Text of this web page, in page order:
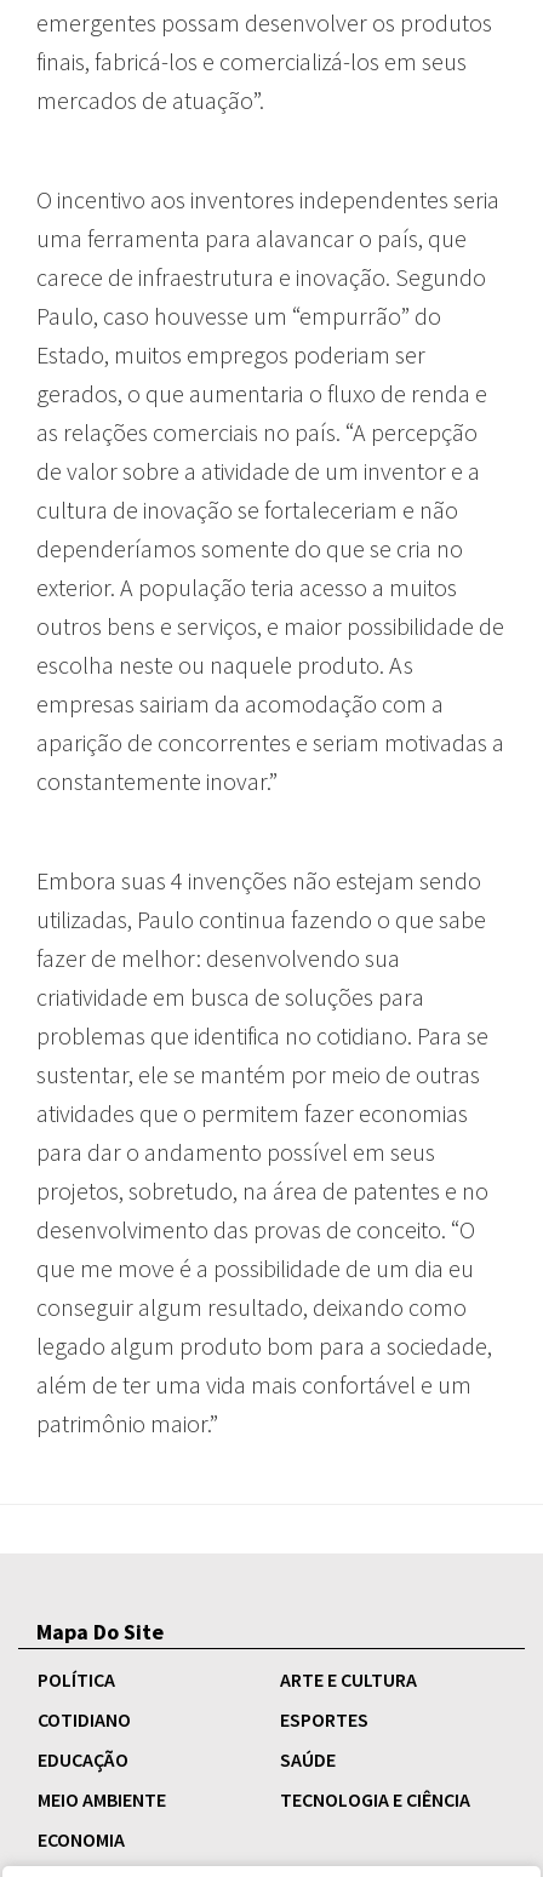
emergentes possam desenvolver os produtos
finais, fabricá-los e comercializá-los em seus
mercados de atuação”.
O incentivo aos inventores independentes seria
uma ferramenta para alavancar o país, que
carece de infraestrutura e inovação. Segundo
Paulo, caso houvesse um “empurrão” do
Estado, muitos empregos poderiam ser
gerados, o que aumentaria o fluxo de renda e
as relações comerciais no país. “A percepção
de valor sobre a atividade de um inventor e a
cultura de inovação se fortaleceriam e não
dependeríamos somente do que se cria no
exterior. A população teria acesso a muitos
outros bens e serviços, e maior possibilidade de
escolha neste ou naquele produto. As
empresas sairiam da acomodação com a
aparição de concorrentes e seriam motivadas a
constantemente inovar.”
Embora suas 4 invenções não estejam sendo
utilizadas, Paulo continua fazendo o que sabe
fazer de melhor: desenvolvendo sua
criatividade em busca de soluções para
problemas que identifica no cotidiano. Para se
sustentar, ele se mantém por meio de outras
atividades que o permitem fazer economias
para dar o andamento possível em seus
projetos, sobretudo, na área de patentes e no
desenvolvimento das provas de conceito. “O
que me move é a possibilidade de um dia eu
conseguir algum resultado, deixando como
legado algum produto bom para a sociedade,
além de ter uma vida mais confortável e um
patrimônio maior.”
Mapa Do Site
POLÍTICA
ARTE E CULTURA
COTIDIANO
ESPORTES
EDUCAÇÃO
SAÚDE
MEIO AMBIENTE
TECNOLOGIA E CIÊNCIA
ECONOMIA